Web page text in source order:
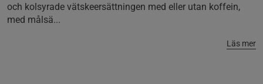
och kolsyrade vätskeersättningen med eller utan koffein,
med målsä...
Läs mer